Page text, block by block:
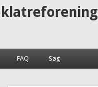
FAQ Søg